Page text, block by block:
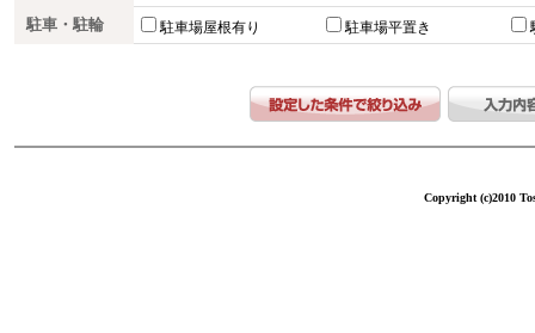
駐車・駐輪 駐車場屋根有り 駐車場平置き
Copyright (c)2010